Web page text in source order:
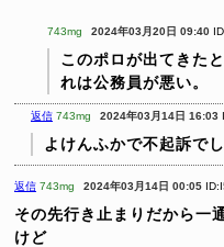
743mg 2024年03月20日 09:40
このポロが出てきた
れは公務員が悪い。
返信 743mg 2024年03月14日 16:03
よけんふかで不起訴で
返信 743mg 2024年03月14日 00:05
その先行き止まりだから一
けど